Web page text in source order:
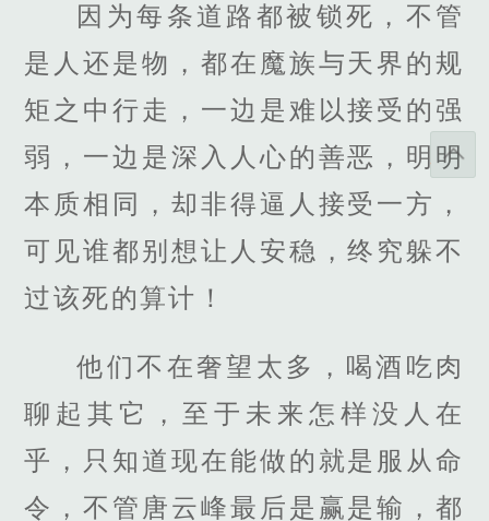
因为每条道路都被锁死，不管
是人还是物，都在魔族与天界的规
矩之中行走，一边是难以接受的强
弱，一边是深入人心的善恶，明明
本质相同，却非得逼人接受一方，
可见谁都别想让人安稳，终究躲不
过该死的算计！
他们不在奢望太多，喝酒吃肉
聊起其它，至于未来怎样没人在
乎，只知道现在能做的就是服从命
令，不管唐云峰最后是赢是输，都